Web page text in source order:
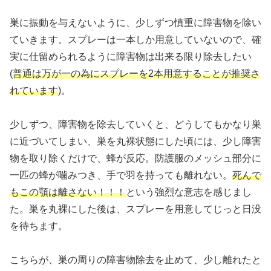
巣に振動を与えないように、少しずつ慎重に障害物を除い
ていきます。スプレーは一本しか用意していないので、確
実に仕留められるように障害物は出来る限り除去したい
(普通は万が一の為にスプレーを2本用意することが推奨さ
れています)。
少しずつ、障害物を除去していくと、どうしてもかなり巣
に近づいてしまい、巣を丸裸状態にした頃には、少し障害
物を取り除くだけで、蜂が反応。防護服のメッシュ部分に
一匹の蜂が噛みつき、手で羽を持っても離れない。 死んで
もこの顎は離さない！！！という強烈な意志を感じまし
た。巣を丸裸にした後は、スプレーを用意してじっと日没
を待ちます。
こちらが、巣の周りの障害物除去を止めて、少し離れたと